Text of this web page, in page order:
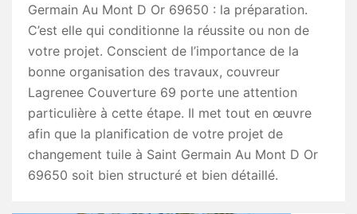
Germain Au Mont D Or 69650 : la préparation.
C’est elle qui conditionne la réussite ou non de
votre projet. Conscient de l’importance de la
bonne organisation des travaux, couvreur
Lagrenee Couverture 69 porte une attention
particulière à cette étape. Il met tout en œuvre
afin que la planification de votre projet de
changement tuile à Saint Germain Au Mont D Or
69650 soit bien structuré et bien détaillé.